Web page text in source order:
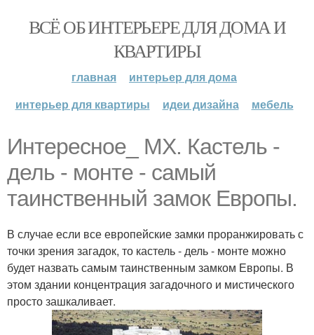
ВСЁ ОБ ИНТЕРЬЕРЕ ДЛЯ ДОМА И
КВАРТИРЫ
главная
интерьер для дома
интерьер для квартиры
идеи дизайна мебель
Интересное_ МХ. Кастель -
дель - монте - самый
таинственный замок Европы.
В случае если все европейские замки проранжировать с
точки зрения загадок, то кастель - дель - монте можно
будет назвать самым таинственным замком Европы. В
этом здании концентрация загадочного и мистического
просто зашкаливает.